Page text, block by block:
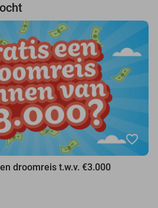
favorite_border
droomreis t.w.v. €3.000